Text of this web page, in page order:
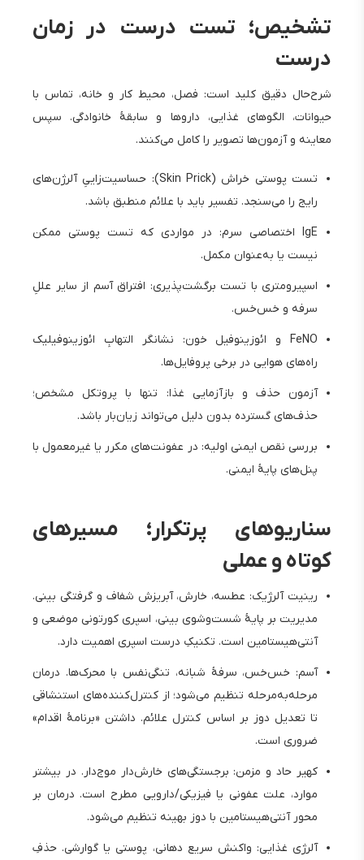
تشخیص؛ تست درست در زمان
درست
شرح‌حال دقیق کلید است: فصل، محیط کار و خانه، تماس با
حیوانات، الگوهای غذایی، داروها و سابقهٔ خانوادگی. سپس
معاینه و آزمون‌ها تصویر را کامل می‌کنند.
تست پوستی خراش (Skin Prick): حساسیت‌زاییِ آلرژن‌های
رایج را می‌سنجد. تفسیر باید با علائم منطبق باشد.
IgE اختصاصی سرم: در مواردی که تست پوستی ممکن
نیست یا به‌عنوان مکمل.
اسپیرومتری با تست برگشت‌پذیری: افتراق آسم از سایر عللِ
سرفه و خس‌خس.
FeNO و ائوزینوفیل خون: نشانگر التهابِ ائوزینوفیلیک
راه‌های هوایی در برخی پروفایل‌ها.
آزمون حذف و بازآزمایی غذا: تنها با پروتکل مشخص؛
حذف‌های گسترده بدون دلیل می‌تواند زیان‌بار باشد.
بررسی نقص ایمنی اولیه: در عفونت‌های مکرر یا غیرمعمول با
پنل‌های پایهٔ ایمنی.
سناریوهای پرتکرار؛ مسیرهای
کوتاه و عملی
رینیت آلرژیک: عطسه، خارش، آبریزش شفاف و گرفتگی بینی.
مدیریت بر پایهٔ شست‌وشوی بینی، اسپری کورتونی موضعی و
آنتی‌هیستامین است. تکنیکِ درست اسپری اهمیت دارد.
آسم: خس‌خس، سرفهٔ شبانه، تنگی‌نفس با محرک‌ها. درمان
مرحله‌به‌مرحله تنظیم می‌شود؛ از کنترل‌کننده‌های استنشاقی
تا تعدیل دوز بر اساس کنترل علائم. داشتن «برنامهٔ اقدام»
ضروری است.
کهیر حاد و مزمن: برجستگی‌های خارش‌دار موج‌دار. در بیشتر
موارد، علت عفونی یا فیزیکی/دارویی مطرح است. درمان بر
محور آنتی‌هیستامین با دوز بهینه تنظیم می‌شود.
آلرژی غذایی: واکنش سریع دهانی، پوستی یا گوارشی. حذفِ